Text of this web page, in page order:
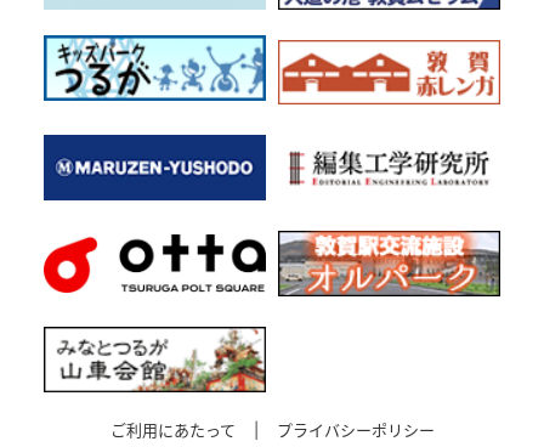
ご利用にあたって プライバシーポリシー